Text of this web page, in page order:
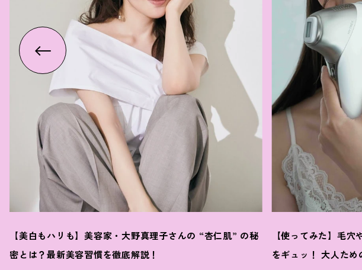
【美白もハリも】美容家・大野真理子さんの “杏仁肌” の秘
密とは？最新美容習慣を徹底解説 ！
【使ってみた】毛
をギュッ ！ 大人ため